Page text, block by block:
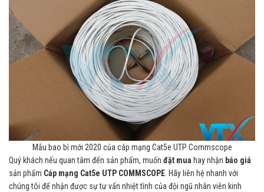
Mẫu bao bì mới 2020 của cáp mạng Cat5e UTP Commscope
Quý khách nếu quan tâm đến sản phẩm, muốn đặt mua hay nhận báo giá
sản phẩm Cáp mạng Cat5e UTP COMMSCOPE. Hãy liên hệ nhanh với
chúng tôi để nhận được sự tư vấn nhiệt tình của đội ngũ nhân viên kinh